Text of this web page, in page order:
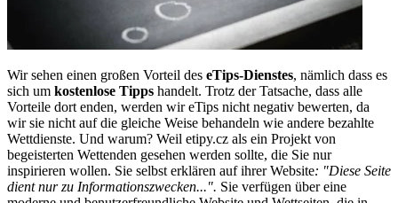
Wir sehen einen großen Vorteil des eTips-Dienstes, nämlich dass es
sich um kostenlose Tipps handelt. Trotz der Tatsache, dass alle
Vorteile dort enden, werden wir eTips nicht negativ bewerten, da
wir sie nicht auf die gleiche Weise behandeln wie andere bezahlte
Wettdienste. Und warum? Weil etipy.cz als ein Projekt von
begeisterten Wettenden gesehen werden sollte, die Sie nur
inspirieren wollen. Sie selbst erklären auf ihrer Website: "Diese Seite
dient nur zu Informationszwecken...". Sie verfügen über eine